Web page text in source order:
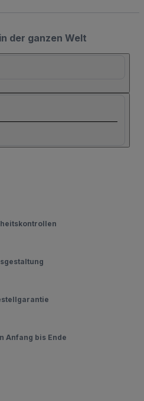
der ganzen Welt
Anfang bis Ende